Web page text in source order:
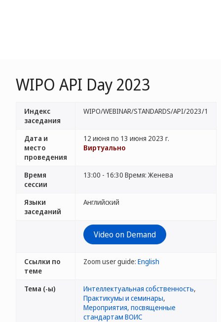
WIPO API Day 2023
Индекс
заседания
WIPO/WEBINAR/STANDARDS/API/2023/1
Дата и
место
проведения
12 июня по 13 июня 2023 г.
Виртуально
Время
сессии
13:00 - 16:30 Время: Женева
Языки
заседаний
Английский
Video on Demand
Ссылки по
теме
Zoom user guide: English
Тема (-ы) Интеллектуальная собственность,
Практикумы и семинары,
Мероприятия, посвященные
стандартам ВОИС